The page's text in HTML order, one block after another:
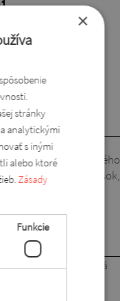
zo sofistikovaného
pohodlný kúsok,
padavá a elastická
Ľahko sa ošetruje,
×
stránky
analytickými
s inými
alebo ktoré
Zásady
Funkcie